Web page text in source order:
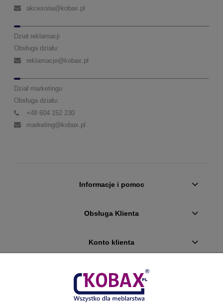
akcesoria@kobax.pl
Dział reklamacji
Obsługa działu:
reklamacje@kobax.pl
Dział marketingu
Obsługa działu:
+48 604 152 230
marketing@kobax.pl
Informacje i pomoc
Obsługa Klienta
Konto klienta
Płatności i dostawa
Ciekawostki